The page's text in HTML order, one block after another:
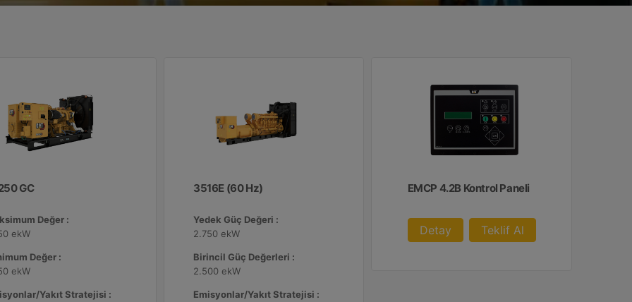
GC
Değer :
ekW
Değer :
ekW
Yakıt Stratejisi :
3516E (60 Hz)
Yedek Güç Değeri :
2.750 ekW
Birincil Güç Değerleri :
2.500 ekW
Emisyonlar/Yakıt Stratejisi :
EMCP 4.2B Kontrol Paneli
Detay Teklif Al